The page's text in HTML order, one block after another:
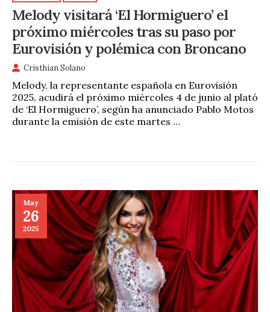
Melody visitará ‘El Hormiguero’ el
próximo miércoles tras su paso por
Eurovisión y polémica con Broncano
Cristhian Solano
Melody, la representante española en Eurovisión
2025, acudirá el próximo miércoles 4 de junio al plató
de ‘El Hormiguero’, según ha anunciado Pablo Motos
durante la emisión de este martes …
May
26
2025